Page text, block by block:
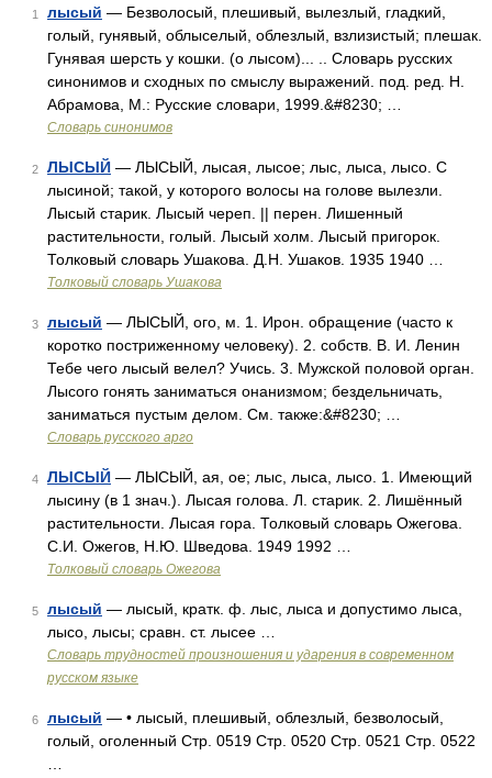
1 лысый — Безволосый, плешивый, вылезлый, гладкий,
голый, гунявый, облыселый, облезлый, взлизистый; плешак.
Гунявая шерсть у кошки. (о лысом)... .. Словарь русских
синонимов и сходных по смыслу выражений. под. ред. Н.
Абрамова, М.: Русские словари, 1999.&#8230; …
Словарь синонимов
2 ЛЫСЫЙ — ЛЫСЫЙ, лысая, лысое; лыс, лыса, лысо. С
лысиной; такой, у которого волосы на голове вылезли.
Лысый старик. Лысый череп. || перен. Лишенный
растительности, голый. Лысый холм. Лысый пригорок.
Толковый словарь Ушакова. Д.Н. Ушаков. 1935 1940 …
Толковый словарь Ушакова
3 лысый — ЛЫСЫЙ, ого, м. 1. Ирон. обращение (часто к
коротко постриженному человеку). 2. собств. В. И. Ленин
Тебе чего лысый велел? Учись. 3. Мужской половой орган.
Лысого гонять заниматься онанизмом; бездельничать,
заниматься пустым делом. См. также:&#8230; …
Словарь русского арго
4 ЛЫСЫЙ — ЛЫСЫЙ, ая, ое; лыс, лыса, лысо. 1. Имеющий
лысину (в 1 знач.). Лысая голова. Л. старик. 2. Лишённый
растительности. Лысая гора. Толковый словарь Ожегова.
С.И. Ожегов, Н.Ю. Шведова. 1949 1992 …
Толковый словарь Ожегова
5 лысый — лысый, кратк. ф. лыс, лыса и допустимо лыса,
лысо, лысы; сравн. ст. лысее …
Словарь трудностей произношения и ударения в современном
русском языке
6 лысый — • лысый, плешивый, облезлый, безволосый,
голый, оголенный Стр. 0519 Стр. 0520 Стр. 0521 Стр. 0522